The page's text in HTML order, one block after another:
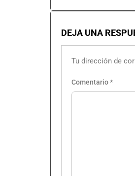
DEJA UNA
Tu dirección de
Comentario*